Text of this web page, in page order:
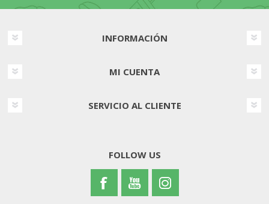
INFORMACIÓN
MI CUENTA
SERVICIO AL CLIENTE
FOLLOW US